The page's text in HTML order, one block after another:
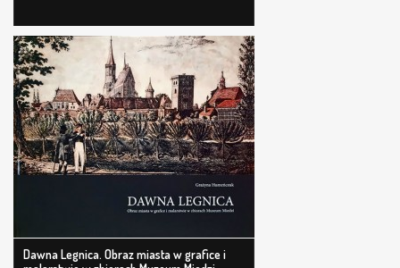
Dawna Legnica. Obraz miasta w grafice i